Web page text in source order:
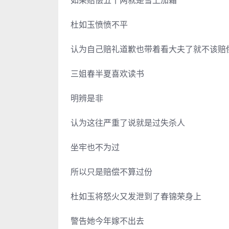
杜如玉愤愤不平
认为自己赔礼道歉也带着看大夫了就不该赔
三姐春半夏喜欢读书
明辨是非
认为这往严重了说就是过失杀人
坐牢也不为过
所以只是赔偿不算过份
杜如玉将怒火又发泄到了春锦荣身上
警告她今年嫁不出去